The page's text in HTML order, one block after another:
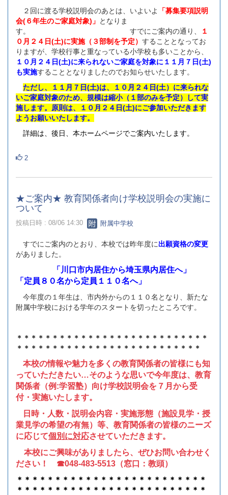
２回に渡る学校説明会のあとは、いよいよ
「募集要項説明
会(６年生のご家庭対象)」 となりま
す。 すでにご案内の通り、
１
０月２４日(土)に実施（３部制を予定） することとなってお
りますが、学校行事と重なっている小学校も多いことから、
１０月２４日(土)に来られないご家庭を対象に１１月７日(土)
も実施することとなりましたのでお知らせいたします。
ただし、１１月７日(土)は、１０月２４日(土）に来られな
いご家庭対象のため、規模は縮小（１部のみを予定）して実
施します。原則は、１０月２４日(土)にご参加いただきます
ようお願いいたします。
詳細は、後日、本ホームページでご案内いたします。
2
★ご案内★ 教育関係者向け学校説明会の実施に
ついて
投稿日時 : 08/06 14:30 附属中学校
すでにご案内のとおり、本校では昨年度に出願資格の変更
がありました。
「川口市内居住から埼玉県内居住へ」
「定員８０名から定員１１０名へ」
今年度の１年生は、市内外からの１１０名となり、新たな
附属中学校における学年のスタートを切ったところです。
＊＊＊＊＊＊＊＊＊＊＊＊＊＊＊＊＊＊＊＊＊＊＊＊＊＊＊
＊＊＊＊＊＊＊＊＊＊＊＊＊＊＊＊＊＊＊＊＊＊＊＊＊＊
本校の情報や魅力を多くの教育関係者の皆様にも知
っていただきたい…そのような思いで今年度は、教育
関係者（例:学習塾）向け学校説明会を７月から受
付・実施いたします。
日時・人数・説明会内容・実施形態（施設見学・授
業見学の希望の有無）等、教育関係者の皆様のニーズ
に応じて個別に対応させていただきます。
本校にご興味がありましたら、ぜひお問い合わせく
ださい！ ☎048‐483‐5513（窓口：教頭）
＊＊＊＊＊＊＊＊＊＊＊＊＊＊＊＊＊＊＊＊＊＊＊＊＊
＊＊＊＊＊＊＊＊＊＊＊＊＊＊＊＊＊＊＊＊＊＊＊＊＊